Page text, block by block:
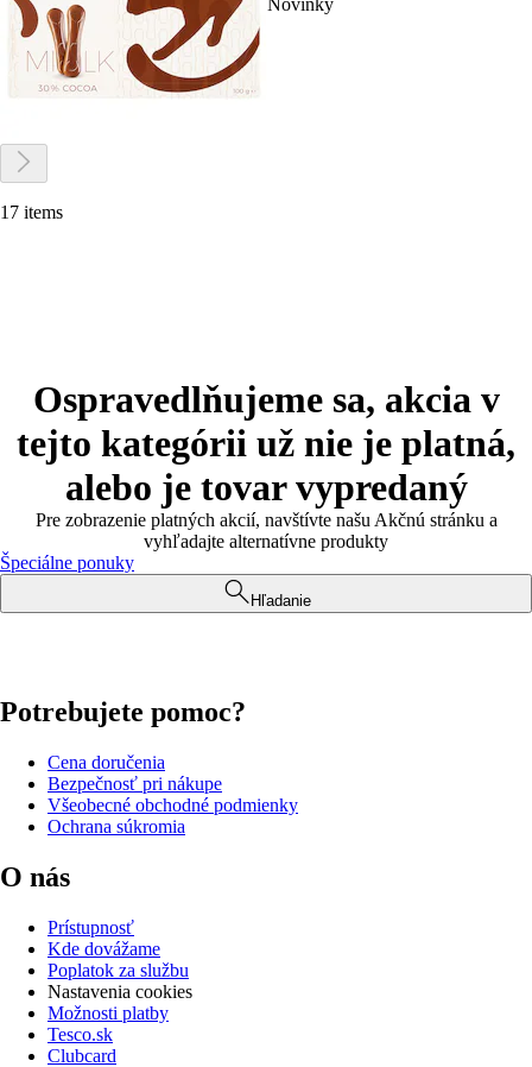
Novinky
17 items
Ospravedlňujeme sa, akcia v
tejto kategórii už nie je platná,
alebo je tovar vypredaný
Pre zobrazenie platných akcií, navštívte našu Akčnú stránku a
vyhľadajte alternatívne produkty
Špeciálne ponuky
Hľadanie
Potrebujete pomoc?
Cena doručenia
Bezpečnosť pri nákupe
Všeobecné obchodné podmienky
Ochrana súkromia
O nás
Prístupnosť
Kde dovážame
Poplatok za službu
Nastavenia cookies
Možnosti platby
Tesco.sk
Clubcard